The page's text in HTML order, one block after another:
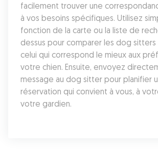
facilement trouver une
à vos besoins spécifiques. Utilisez
fonction de la carte ou la liste de
dessus pour comparer les dog
celui qui correspond le mieux aux
votre chien. Ensuite, envoyez
message au dog sitter pour planifier
réservation qui convient à vous, à
votre gardien.